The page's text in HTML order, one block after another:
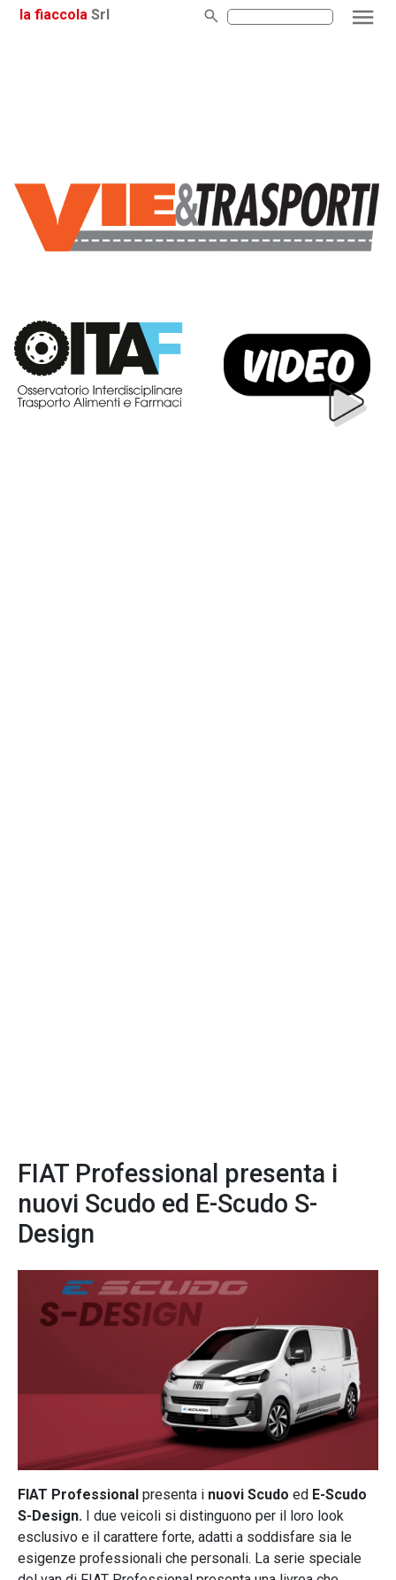
la fiaccola Srl
FIAT Professional presenta i
nuovi Scudo ed E-Scudo S-
Design
FIAT Professional presenta i nuovi Scudo ed E-Scudo
S-Design. I due veicoli si distinguono per il loro look
esclusivo e il carattere forte, adatti a soddisfare sia le
esigenze professionali che personali. La serie speciale